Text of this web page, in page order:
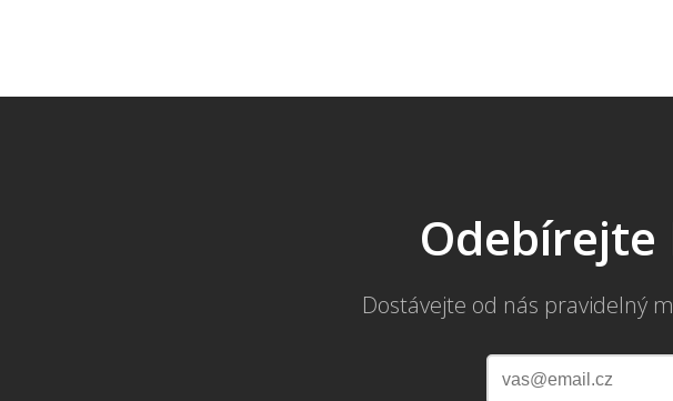
Odebírejte
Dostávejte od nás pravidelný